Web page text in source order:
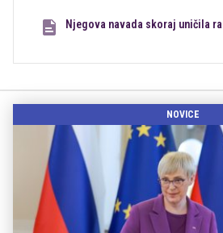
Njegova navada skoraj uničila
NOVICE